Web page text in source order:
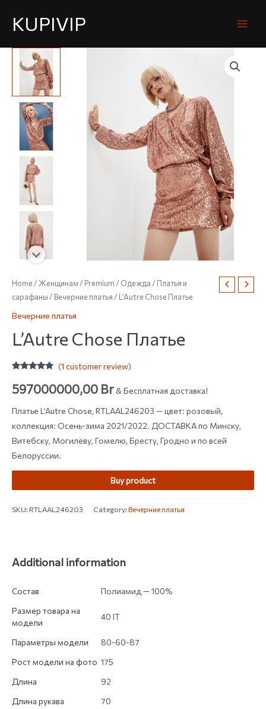
KUPIVIP
Home/Женщинам/ Premium/ Одежда/ Платья и
сарафаны/ Вечерние платья/ L’Autre Chose Платье
Вечерние платья
L’Autre Chose Платье
out of 5
based on
rating
(1 customer review)
597000000,00 Br& Бесплатная доставка!
Платье L’Autre Chose, RTLAAL246203 — цвет: розовый,
коллекция: Осень-зима 2021/2022. ДОСТАВКА по Минску,
Витебску, Могилёву, Гомелю, Бресту, Гродно и по всей
Белоруссии.
Buy product
SKU:RTLAAL246203 Category:Вечерние платья
Additional information
Состав
Полиамид — 100%
Размер товара на
модели
40 IT
Параметры модели
80-60-87
Рост модели на фото 175
Длина
92
Длина рукава
70